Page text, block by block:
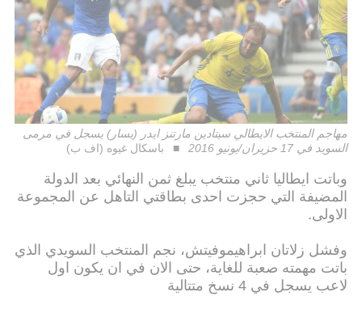
مهاجم المنتخب الايطالي سيتادين مارتنز ايدر (يسار) يسجل في مرمى
السويد في 17 حزيران/يونيو 2016
باسكال غيوه (اف ب)
وباتت ايطاليا ثاني منتخب يبلغ ثمن النهائي بعد الدولة
المضيفة التي حجزت احدى بطاقتي التاهل عن المجموعة
الاولى.
وفشل زلاتان ابراهيموفيتش، نجم المنتخب السويدي الذي
باتت مهمته صعبة للغاية، حتى الان في ان يكون اول
لاعب يسجل في 4 نسخ متتالية